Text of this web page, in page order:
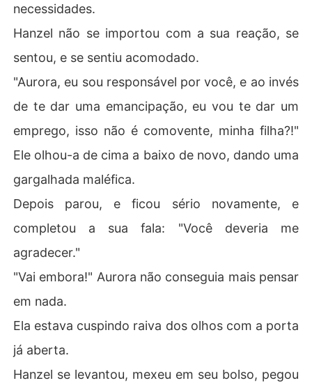
necessidades.
Hanzel não se importou com a sua reação, se
sentou, e se sentiu acomodado.
"Aurora, eu sou responsável por você, e ao invés
de te dar uma emancipação, eu vou te dar um
emprego, isso não é comovente, minha filha?!"
Ele olhou-a de cima a baixo de novo, dando uma
gargalhada maléfica.
Depois parou, e ficou sério novamente, e
completou a sua fala: "Você deveria me
agradecer."
"Vai embora!" Aurora não conseguia mais pensar
em nada.
Ela estava cuspindo raiva dos olhos com a porta
já aberta.
Hanzel se levantou, mexeu em seu bolso, pegou